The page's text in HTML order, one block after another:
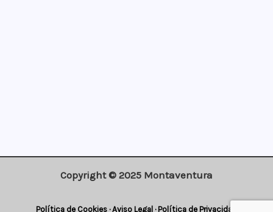
Copyright © 2025 Montaventura
Política de Cookies · Aviso Legal · Política de Privacidad